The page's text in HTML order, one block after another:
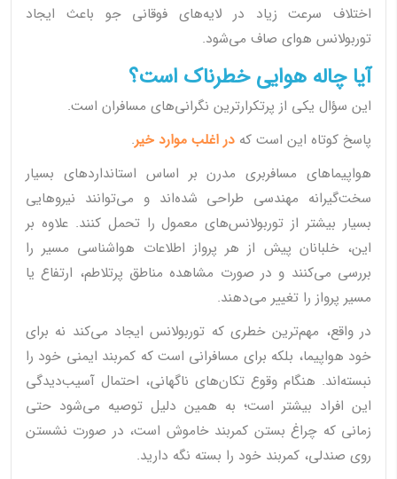
اختلاف سرعت زیاد در لایه‌های فوقانی جو باعث ایجاد
توربولانس هوای صاف می‌شود.
آیا چاله هوایی خطرناک است؟
این سؤال یکی از پرتکرارترین نگرانی‌های مسافران است.
پاسخ کوتاه این است که در اغلب موارد خیر.
هواپیماهای مسافربری مدرن بر اساس استانداردهای بسیار
سخت‌گیرانه مهندسی طراحی شده‌اند و می‌توانند نیروهایی
بسیار بیشتر از توربولانس‌های معمول را تحمل کنند. علاوه بر
این، خلبانان پیش از هر پرواز اطلاعات هواشناسی مسیر را
بررسی می‌کنند و در صورت مشاهده مناطق پرتلاطم، ارتفاع یا
مسیر پرواز را تغییر می‌دهند.
در واقع، مهم‌ترین خطری که توربولانس ایجاد می‌کند نه برای
خود هواپیما، بلکه برای مسافرانی است که کمربند ایمنی خود را
نبسته‌اند. هنگام وقوع تکان‌های ناگهانی، احتمال آسیب‌دیدگی
این افراد بیشتر است؛ به همین دلیل توصیه می‌شود حتی
زمانی که چراغ بستن کمربند خاموش است، در صورت نشستن
روی صندلی، کمربند خود را بسته نگه دارید.